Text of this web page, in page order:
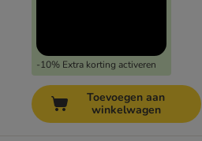
-10% Extra korting activeren
Toevoegen aan
winkelwagen